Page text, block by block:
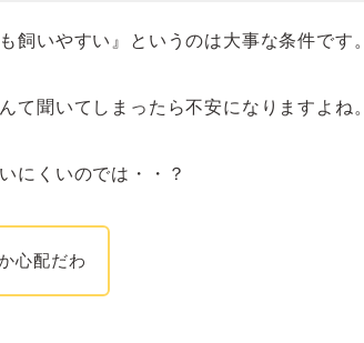
飼いやすい』というのは大事な条件です。
て聞いてしまったら不安になりますよね。
にくいのでは・・？
心配だわ